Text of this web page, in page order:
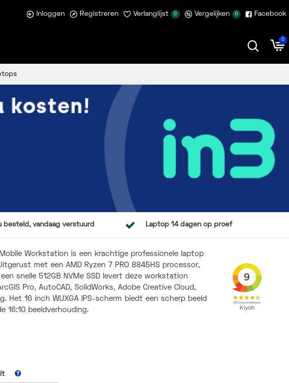
Inloggen Registreren Verlanglijst 0 Vergelijken 0 Facebook
0
besteld, vandaag verstuurd Laptop 14 dagen op proef
Mobile Workstation is een krachtige professionele laptop
met een AMD Ryzen 7 PRO 8845HS processor,
snelle 512GB NVMe SSD levert deze workstation
Pro, AutoCAD, SolidWorks, Adobe Creative Cloud,
Het 16 inch WUXGA IPS-scherm biedt een scherp beeld
16:10 beeldverhouding.